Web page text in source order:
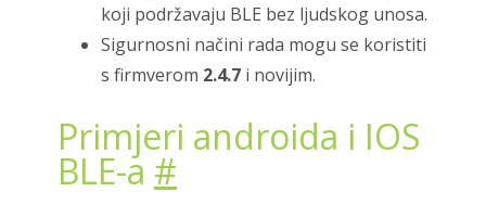
koji podržavaju BLE bez ljudskog unosa.
Sigurnosni načini rada mogu se koristiti
s firmverom 2.4.7 i novijim.
Primjeri androida i IOS
BLE-a #